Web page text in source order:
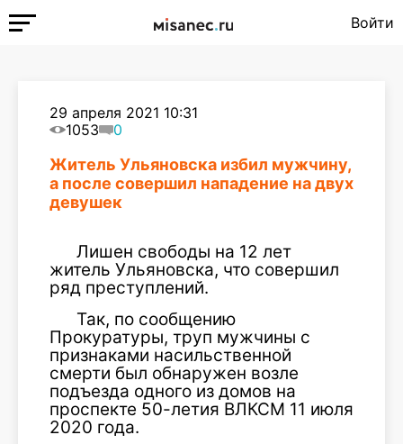
Войти
29 апреля 2021 10:31
1053
0
Житель Ульяновска избил мужчину,
а после совершил нападение на двух
девушек
Лишен свободы на 12 лет
житель Ульяновска, что совершил
ряд преступлений.
Так, по сообщению
Прокуратуры, труп мужчины с
признаками насильственной
смерти был обнаружен возле
подъезда одного из домов на
проспекте 50-летия ВЛКСМ 11 июля
2020 года.